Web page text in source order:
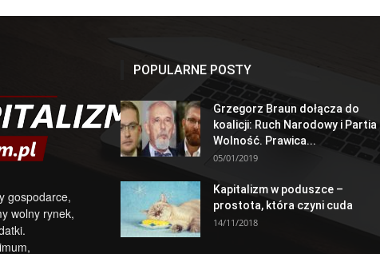
gospodarce,
wolny rynek,
POPULARNE POSTY
Grzegorz Braun dołącza do
koalicji: Ruch Narodowy i Partia
Wolność. Prawica...
05/01/2019
Kapitalizm w poduszce –
prostota, która czyni cuda
14/11/2018